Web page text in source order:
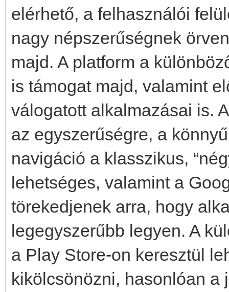
elérhető, a felhasználói
nagy népszerűségnek
majd. A platform a
is támogat majd, valamint
válogatott alkalmazásai is.
az egyszerűségre, a
navigáció a klasszikus,
lehetséges, valamint a
törekedjenek arra, hogy
legegyszerűbb legyen. A
a Play Store-on keresztül
kikölcsönözni, hasonlóan a